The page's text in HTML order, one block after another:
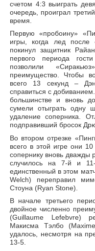
счетом 4:3 выиграть
очередь, проиграл
время.
Первую «пробоину»
игры, когда лед после
покинул защитник
первого периода
позволили
преимущество. Чтобы
всего 13 секунд –
справиться с
большинстве и вновь
сумели отыграть одну
удаление соперника.
подправивший бросок
Во втором отрезке
всего в этой игре они
сопернику вновь дважды
случилось на 7-й и
единственный в этом
Welch) переправил
Стоуна (Ryan Stone).
В начале третьего
двойное численно
(Guillaume Lefebvre)
Макисма Тэлбо
удалось, несмотря на
13-5.